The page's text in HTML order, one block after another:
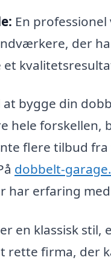
En
der
bygge din
hele
flere tilbud
dobbelt-
har erfaring
en klassisk
rette firma, der